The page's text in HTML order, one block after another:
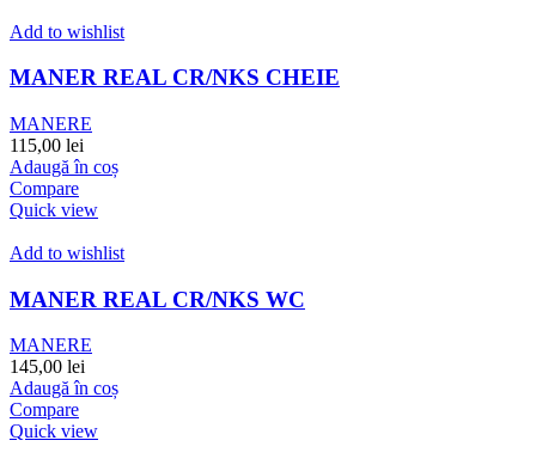
Add to wishlist
MANER REAL CR/NKS CHEIE
MANERE
115,00 lei
Adaugă în coș
Compare
Quick view
Add to wishlist
MANER REAL CR/NKS WC
MANERE
145,00 lei
Adaugă în coș
Compare
Quick view